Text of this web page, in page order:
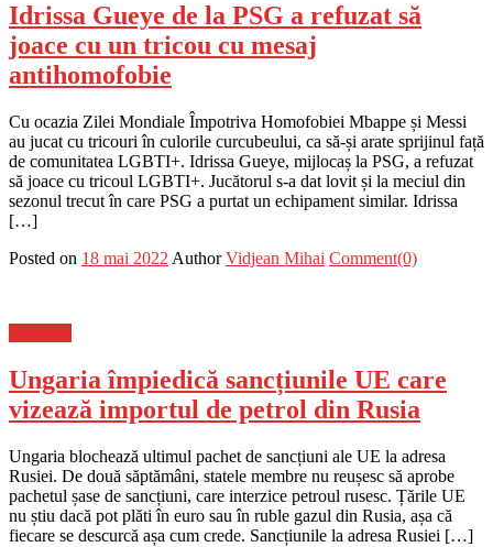
Idrissa Gueye de la PSG a refuzat să
joace cu un tricou cu mesaj
antihomofobie
Cu ocazia Zilei Mondiale Împotriva Homofobiei Mbappe și Messi
au jucat cu tricouri în culorile curcubeului, ca să-și arate sprijinul față
de comunitatea LGBTI+. Idrissa Gueye, mijlocaș la PSG, a refuzat
să joace cu tricoul LGBTI+. Jucătorul s-a dat lovit și la meciul din
sezonul trecut în care PSG a purtat un echipament similar. Idrissa
[…]
Posted on 18 mai 2022 Author Vidjean Mihai Comment(0)
Ungaria împiedică sancțiunile UE care
vizează importul de petrol din Rusia
Ungaria blochează ultimul pachet de sancțiuni ale UE la adresa
Rusiei. De două săptămâni, statele membre nu reușesc să aprobe
pachetul șase de sancțiuni, care interzice petroul rusesc. Țările UE
nu știu dacă pot plăti în euro sau în ruble gazul din Rusia, așa că
fiecare se descurcă așa cum crede. Sancțiunile la adresa Rusiei […]